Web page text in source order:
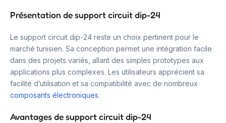
Présentation de support circuit dip-24
Le support circuit dip-24 reste un choix pertinent pour le
marché tunisien. Sa conception permet une intégration facile
dans des projets variés, allant des simples prototypes aux
applications plus complexes. Les utilisateurs apprécient sa
facilité d’utilisation et sa compatibilité avec de nombreux
composants électroniques.
Avantages de support circuit dip-24